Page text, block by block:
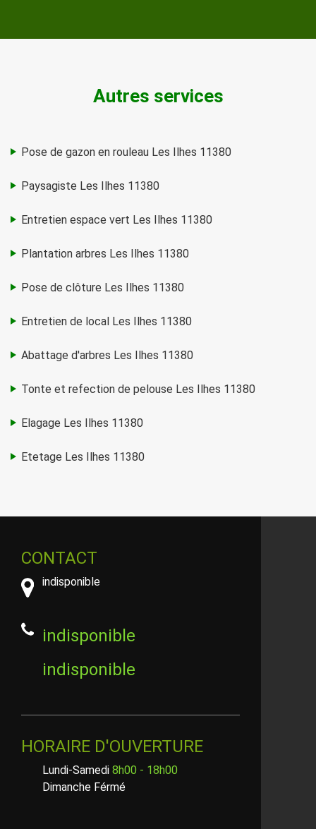
Autres services
Pose de gazon en rouleau Les Ilhes 11380
Paysagiste Les Ilhes 11380
Entretien espace vert Les Ilhes 11380
Plantation arbres Les Ilhes 11380
Pose de clôture Les Ilhes 11380
Entretien de local Les Ilhes 11380
Abattage d'arbres Les Ilhes 11380
Tonte et refection de pelouse Les Ilhes 11380
Elagage Les Ilhes 11380
Etetage Les Ilhes 11380
CONTACT
indisponible
indisponible
indisponible
HORAIRE D'OUVERTURE
Lundi-Samedi 8h00 - 18h00
Dimanche Férmé